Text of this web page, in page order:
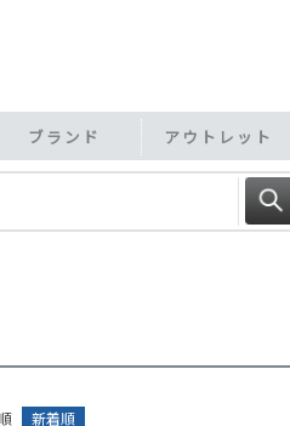
ブランド アウトレット
新着順